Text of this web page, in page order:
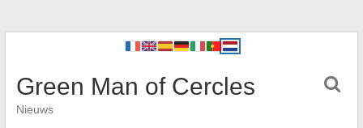
Green Man of Cercles
Nieuws